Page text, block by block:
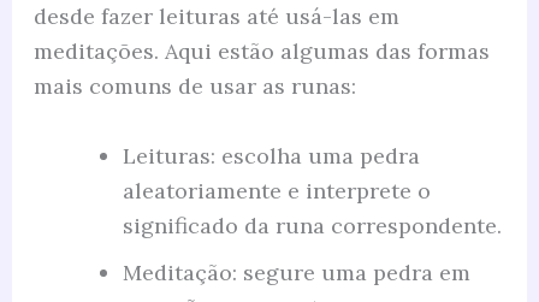
desde fazer leituras até usá-las em
meditações. Aqui estão algumas das formas
mais comuns de usar as runas:
Leituras: escolha uma pedra
aleatoriamente e interprete o
significado da runa correspondente.
Meditação: segure uma pedra em